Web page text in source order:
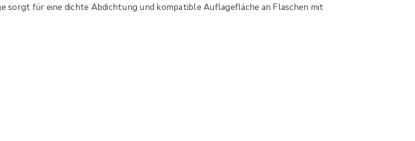
sorgt für eine dichte Abdichtung und kompatible Auflagefläche an Flaschen mit